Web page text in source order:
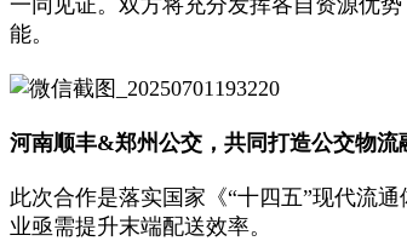
能。
河南顺丰&郑州公交，共同打造公交物流
此次合作是落实国家《“十四五”现代流
业亟需提升末端配送效率。